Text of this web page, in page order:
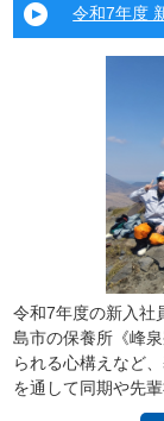
令和7年度
令和7年度の新入社
島市の保養所《峰
られる心構えなど
を通して同期や先